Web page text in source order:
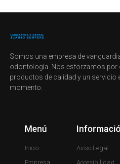
Somos una empresa de
odontología. Nos esforzamos por
productos de calidad y un servicio
momento.
Menú
Inicio
Empresa
Aviso Legal
Accesibilidad